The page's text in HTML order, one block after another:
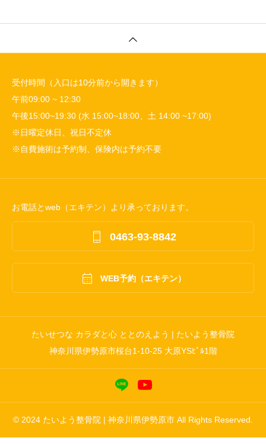
受付時間（入口は10分前から開きます）
午前09:00 ~ 12:30
午後15:00~19:30 (水 15:00~18:00、土 14:00 ~17:00)
※日曜定休日、祝日不定休
※自費施術は予約制、保険内は予約不要
お電話とweb（エキテン）より承っております。
 0463-93-8842
 WEB予約（エキテン）
たいせつな カラダと心 ととのえよう | たいよう整骨院
神奈川県伊勢原市桜台1-10-25 大原YSﾋﾞﾙ1階
© 2024 たいよう整骨院 | 神奈川県伊勢原市 All Rights Reserved.